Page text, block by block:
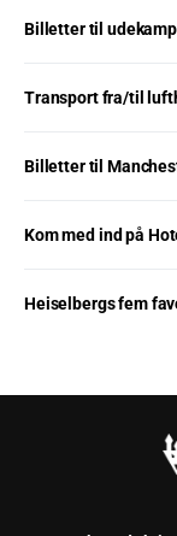
Billetter til
Transport fra/til
Billetter til
Kom med ind på
Heiselbergs fem